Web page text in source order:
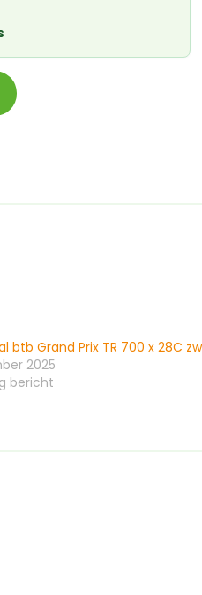
btb Grand Prix TR 700 x 28C
2025
bericht